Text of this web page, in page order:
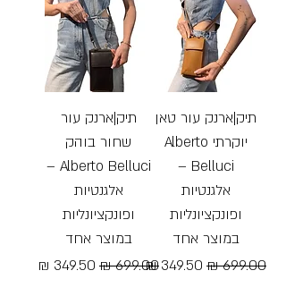
תיק|ארנק עור טאן
יוקרתי Alberto
Belluci –
אלגנטיות
ופונקציונליות
במוצר אחד
מחיר רגיל מחיר מבצע
תיק|ארנק עור
שחור בוהק
Alberto Belluci –
אלגנטיות
ופונקציונליות
במוצר אחד
מחיר רגיל מחיר מבצע